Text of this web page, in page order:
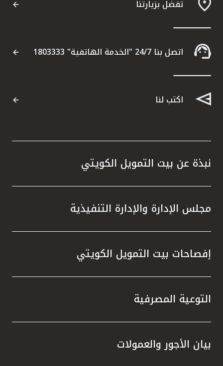
تفضل بزيارتنا
اتصل بنا 24/7 "الخدمة الهاتفية" 1803333
اكتب لنا
نبذة عن بيت التمويل الكويتي
مجلس الإدارة والإدارة التنفيذية
إفصاحات بيت التمويل الكويتي
التوعية المصرفية
بيان الأجور والعمولات